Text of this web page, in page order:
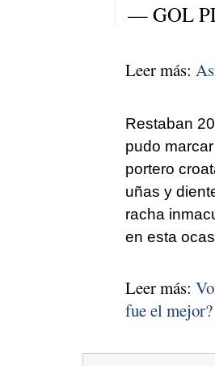
— GOL
Leer más:
Restaban
pudo
portero
uñas y
racha
en esta
Leer más:
fue el mejor?